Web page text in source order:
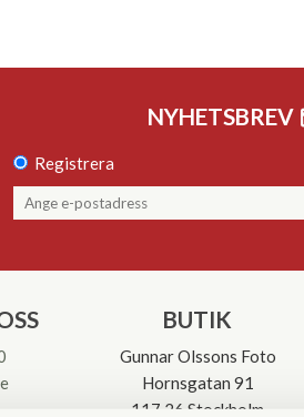
NYHETSBREV
Registrera
BUTIK
Gunnar Olssons Foto
Hornsgatan 91
117 26 Stockholm